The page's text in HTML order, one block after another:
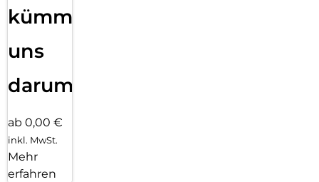
kümmern
uns
darum!
ab 0,00 €
inkl. MwSt.
Mehr
erfahren